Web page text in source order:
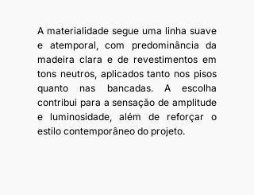
A materialidade segue uma linha suave
e atemporal, com predominância da
madeira clara e de revestimentos em
tons neutros, aplicados tanto nos pisos
quanto nas bancadas. A escolha
contribui para a sensação de amplitude
e luminosidade, além de reforçar o
estilo contemporâneo do projeto.